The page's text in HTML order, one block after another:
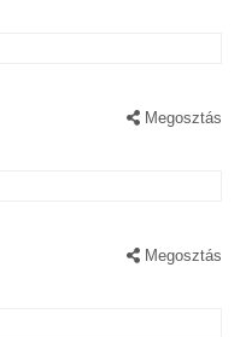
Megosztás
Megosztás